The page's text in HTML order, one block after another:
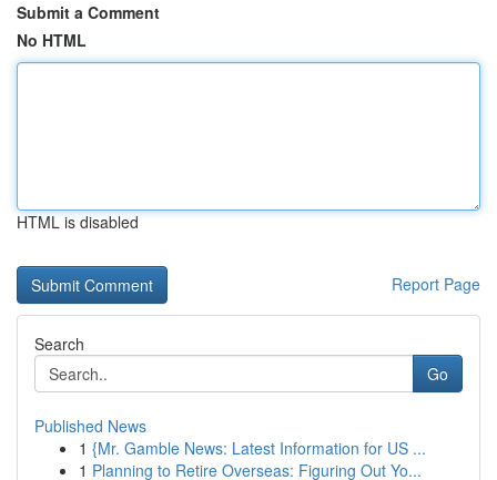
Submit a Comment
No HTML
HTML is disabled
Report Page
Search
Go
Published News
1 {Mr. Gamble News: Latest Information for US ...
1 Planning to Retire Overseas: Figuring Out Yo...